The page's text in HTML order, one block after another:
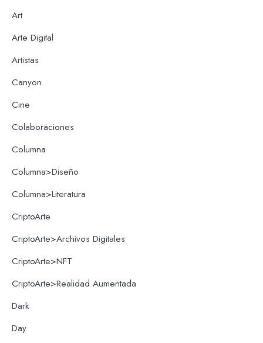
Art
Arte Digital
Artistas
Canyon
Cine
Colaboraciones
Columna
Columna>Diseño
Columna>Literatura
CriptoArte
CriptoArte>Archivos Digitales
CriptoArte>NFT
CriptoArte>Realidad Aumentada
Dark
Day